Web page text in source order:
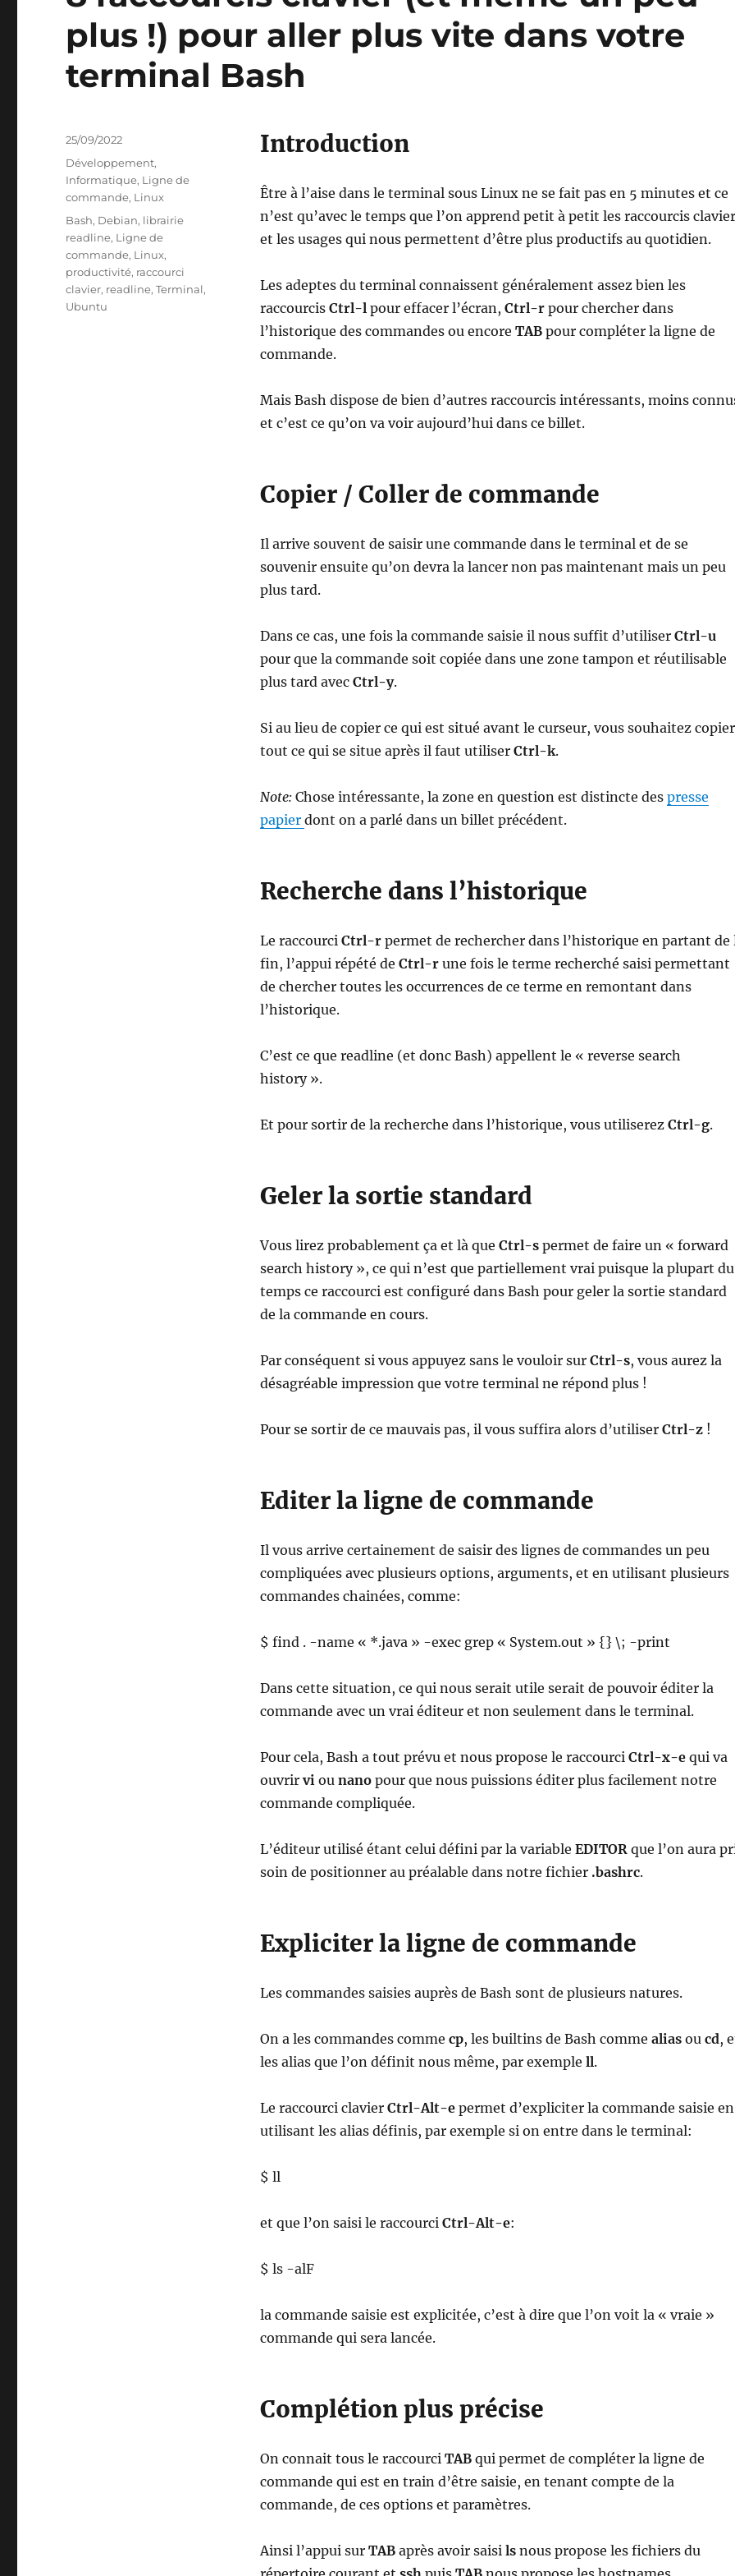
plus !) pour aller plus vite dans votre
terminal Bash
Introduction
Être à l’aise dans le terminal sous Linux ne se fait pas en 5 minutes et ce
n’est qu’avec le temps que l’on apprend petit à petit les raccourcis
et les usages qui nous permettent d’être plus productifs au quotidien.
Les adeptes du terminal connaissent généralement assez bien les
raccourcis Ctrl-lpour effacer l’écran, Ctrl-rpour chercher dans
l’historique des commandes ou encore TABpour compléter la ligne de
commande.
Mais Bash dispose de bien d’autres raccourcis intéressants, moins
et c’est ce qu’on va voir aujourd’hui dans ce billet.
Copier / Coller de commande
Il arrive souvent de saisir une commande dans le terminal et de se
souvenir ensuite qu’on devra la lancer non pas maintenant mais un peu
plus tard.
Dans ce cas, une fois la commande saisie il nous suffit d’utiliser Ctrl-u
pour que la commande soit copiée dans une zone tampon et réutilisable
plus tard avec Ctrl-y.
Si au lieu de copier ce qui est situé avant le curseur, vous souhaitez copier
tout ce qui se situe après il faut utiliser Ctrl-k.
Note: Chose intéressante, la zone en question est distincte des presse
papier dont on a parlé dans un billet précédent.
Recherche dans l’historique
Le raccourci Ctrl-rpermet de rechercher dans l’historique en partant de
fin, l’appui répété de Ctrl-rune fois le terme recherché saisi permettant
de chercher toutes les occurrences de ce terme en remontant dans
l’historique.
C’est ce que readline (et donc Bash) appellent le « reverse search
history ».
Et pour sortir de la recherche dans l’historique, vous utiliserez Ctrl-g.
Geler la sortie standard
Vous lirez probablement ça et là que Ctrl-spermet de faire un « forward
search history », ce qui n’est que partiellement vrai puisque la plupart du
temps ce raccourci est configuré dans Bash pour geler la sortie standard
de la commande en cours.
Par conséquent si vous appuyez sans le vouloir sur Ctrl-s, vous aurez la
désagréable impression que votre terminal ne répond plus !
Pour se sortir de ce mauvais pas, il vous suffira alors d’utiliser Ctrl-z!
Editer la ligne de commande
Il vous arrive certainement de saisir des lignes de commandes un peu
compliquées avec plusieurs options, arguments, et en utilisant plusieurs
commandes chainées, comme:
$ find . -name « *.java » -exec grep « System.out » {} \; -print
Dans cette situation, ce qui nous serait utile serait de pouvoir éditer la
commande avec un vrai éditeur et non seulement dans le terminal.
Pour cela, Bash a tout prévu et nous propose le raccourci Ctrl-x-equi va
ouvrir viou nanopour que nous puissions éditer plus facilement notre
commande compliquée.
L’éditeur utilisé étant celui défini par la variable EDITORque l’on aura
soin de positionner au préalable dans notre fichier .bashrc.
Expliciter la ligne de commande
Les commandes saisies auprès de Bash sont de plusieurs natures.
On a les commandes comme cp, les builtins de Bash comme aliasou cd,
les alias que l’on définit nous même, par exemple ll.
Le raccourci clavier Ctrl-Alt-epermet d’expliciter la commande saisie en
utilisant les alias définis, par exemple si on entre dans le terminal:
$ ll
et que l’on saisi le raccourci Ctrl-Alt-e:
$ ls -alF
la commande saisie est explicitée, c’est à dire que l’on voit la « vraie »
commande qui sera lancée.
Complétion plus précise
On connait tous le raccourci TABqui permet de compléter la ligne de
commande qui est en train d’être saisie, en tenant compte de la
commande, de ces options et paramètres.
Ainsi l’appui sur TABaprès avoir saisi lsnous propose les fichiers du
Publié
25/09/2022
Catégories
Développement,
Informatique, Ligne de
commande, Linux
Étiquettes
Bash, Debian, librairie
readline, Ligne de
commande, Linux,
productivité, raccourci
clavier, readline,Terminal,
Ubuntu